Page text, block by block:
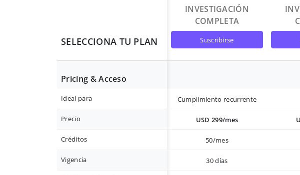
SELECCIONA TU PLAN
INVESTIGACIÓN
COMPLETA
suscribirse
Pricing & Acceso
Ideal para Cumplimiento recurrente
Precio USD 299/mes
Créditos 50/mes
Vigencia 30 días